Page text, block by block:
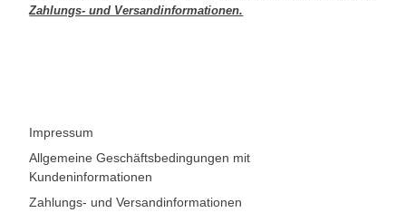
Zahlungs- und Versandinformationen.
Impressum
Allgemeine Geschäftsbedingungen mit
Kundeninformationen
Zahlungs- und Versandinformationen